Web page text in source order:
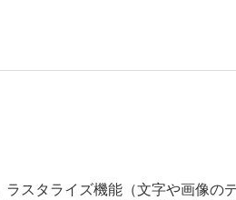
スタライズ機能（文字や画像の